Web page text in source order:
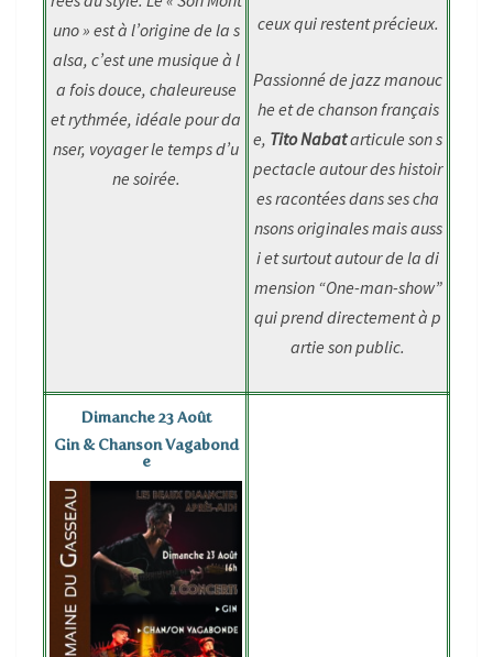
uno » est à l’origine de la s
alsa, c’est une musique à l
a fois douce, chaleureuse
et rythmée, idéale pour da
nser, voyager le temps d’u
ne soirée.
ceux qui restent précieux.
Passionné de jazz manouc
he et de chanson français
e, Tito Nabatarticule son s
pectacle autour des histoir
es racontées dans ses cha
nsons originales mais auss
i et surtout autour de la di
mension “One-man-show”
qui prend directement à p
artie son public.
Dimanche 23 Août
Gin & Chanson Vagabond
e